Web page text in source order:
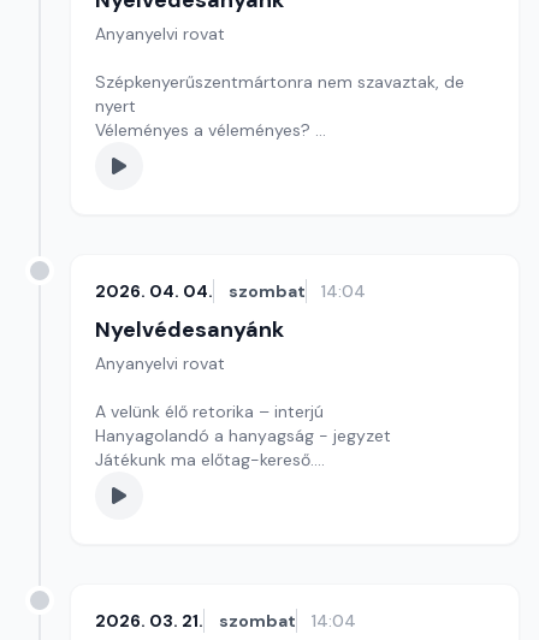
Anyanyelvi rovat
Szépkenyerűszentmártonra nem szavaztak, de
nyert
Véleményes a véleményes?
Játékunk szerzőkereső
Szerkesztő: Nagy György András
2026. 04. 04. szombat 14:04
Nyelvédesanyánk
Anyanyelvi rovat
A velünk élő retorika – interjú
Hanyagolandó a hanyagság - jegyzet
Játékunk ma előtag-kereső.
Szerkesztő: Nagy György András
2026. 03. 21. szombat 14:04